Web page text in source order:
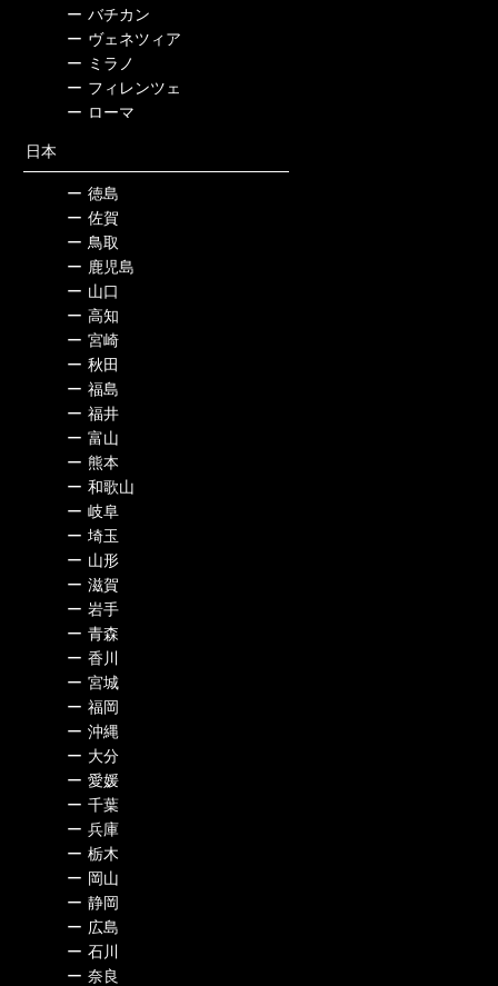
ー バチカン
ー ヴェネツィア
ー ミラノ
ー フィレンツェ
ー ローマ
日本
ー 徳島
ー 佐賀
ー 鳥取
ー 鹿児島
ー 山口
ー 高知
ー 宮崎
ー 秋田
ー 福島
ー 福井
ー 富山
ー 熊本
ー 和歌山
ー 岐阜
ー 埼玉
ー 山形
ー 滋賀
ー 岩手
ー 青森
ー 香川
ー 宮城
ー 福岡
ー 沖縄
ー 大分
ー 愛媛
ー 千葉
ー 兵庫
ー 栃木
ー 岡山
ー 静岡
ー 広島
ー 石川
ー 奈良